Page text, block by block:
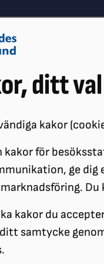
ditt val
kakor
kakor för
ge dig
Du
kakor du
samtycke
Påverkansarbete
DISTRIKT